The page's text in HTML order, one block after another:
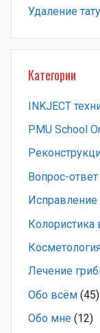
Удаление
Категории
INKJECT
PMU School
Вопрос-
Исправление
Лечение
Обо всём (45)
Обо мне (12)